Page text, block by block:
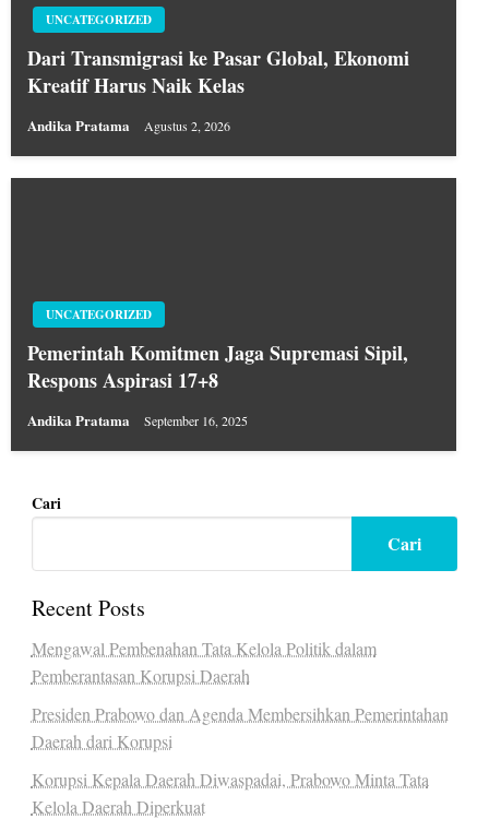
UNCATEGORIZED
Dari Transmigrasi ke Pasar Global, Ekonomi
Kreatif Harus Naik Kelas
Andika Pratama Agustus 2, 2026
UNCATEGORIZED
Pemerintah Komitmen Jaga Supremasi Sipil,
Respons Aspirasi 17+8
Andika Pratama September 16, 2025
Cari
Cari
Recent Posts
Mengawal Pembenahan Tata Kelola Politik dalam
Pemberantasan Korupsi Daerah
Presiden Prabowo dan Agenda Membersihkan Pemerintahan
Daerah dari Korupsi
Korupsi Kepala Daerah Diwaspadai, Prabowo Minta Tata
Kelola Daerah Diperkuat